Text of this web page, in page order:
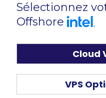
Sélectionnez
Offshore
Cloud
VPS